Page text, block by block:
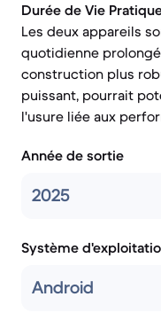
Durée de Vie
Les deux appareils
quotidienne
construction plus
puissant, pourrait
l'usure liée aux
Année de sortie
2025
Système
Android